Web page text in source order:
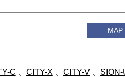
MAP
C CITY-X CITY-V、 SION-